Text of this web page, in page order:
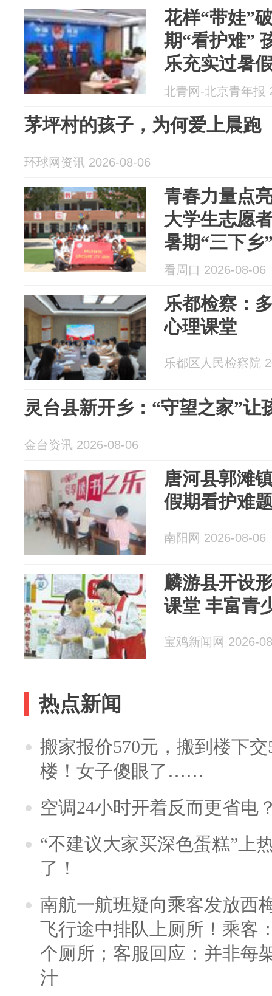
花样“带娃”
期“看护难”
乐充实过暑
北青网-北京青年报
茅坪村的孩子，为何爱上晨跑
环球网资讯 2026-08-06
青春力量点
大学生志愿
暑期“三下乡
看周口 2026-08-06
乐都检察：
心理课堂
乐都区人民检察院
灵台县新开乡：“守望之家”让
金台资讯 2026-08-06
唐河县郭滩
假期看护难
南阳网 2026-08-06
麟游县开设
课堂 丰富青
宝鸡新闻网 2026-
热点新闻
搬家报价570元，搬到楼下
楼！女子傻眼了……
空调24小时开着反而更省电
“不建议大家买深色蛋糕”上
了！
南航一航班疑向乘客发放西
飞行途中排队上厕所！乘客
个厕所；客服回应：并非每
汁